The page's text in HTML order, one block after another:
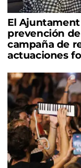
El
prevención
campaña de
actuaciones